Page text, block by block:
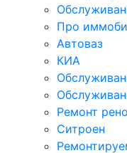
Про
Автоваз
КИА
Ремонт рено
Ситроен